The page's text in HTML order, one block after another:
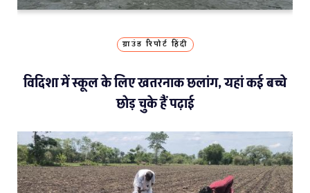
ग्राउंड रिपोर्ट हिंदी
विदिशा में स्कूल के लिए खतरनाक छलांग, यहां कई बच्चे
छोड़ चुके हैं पढ़ाई